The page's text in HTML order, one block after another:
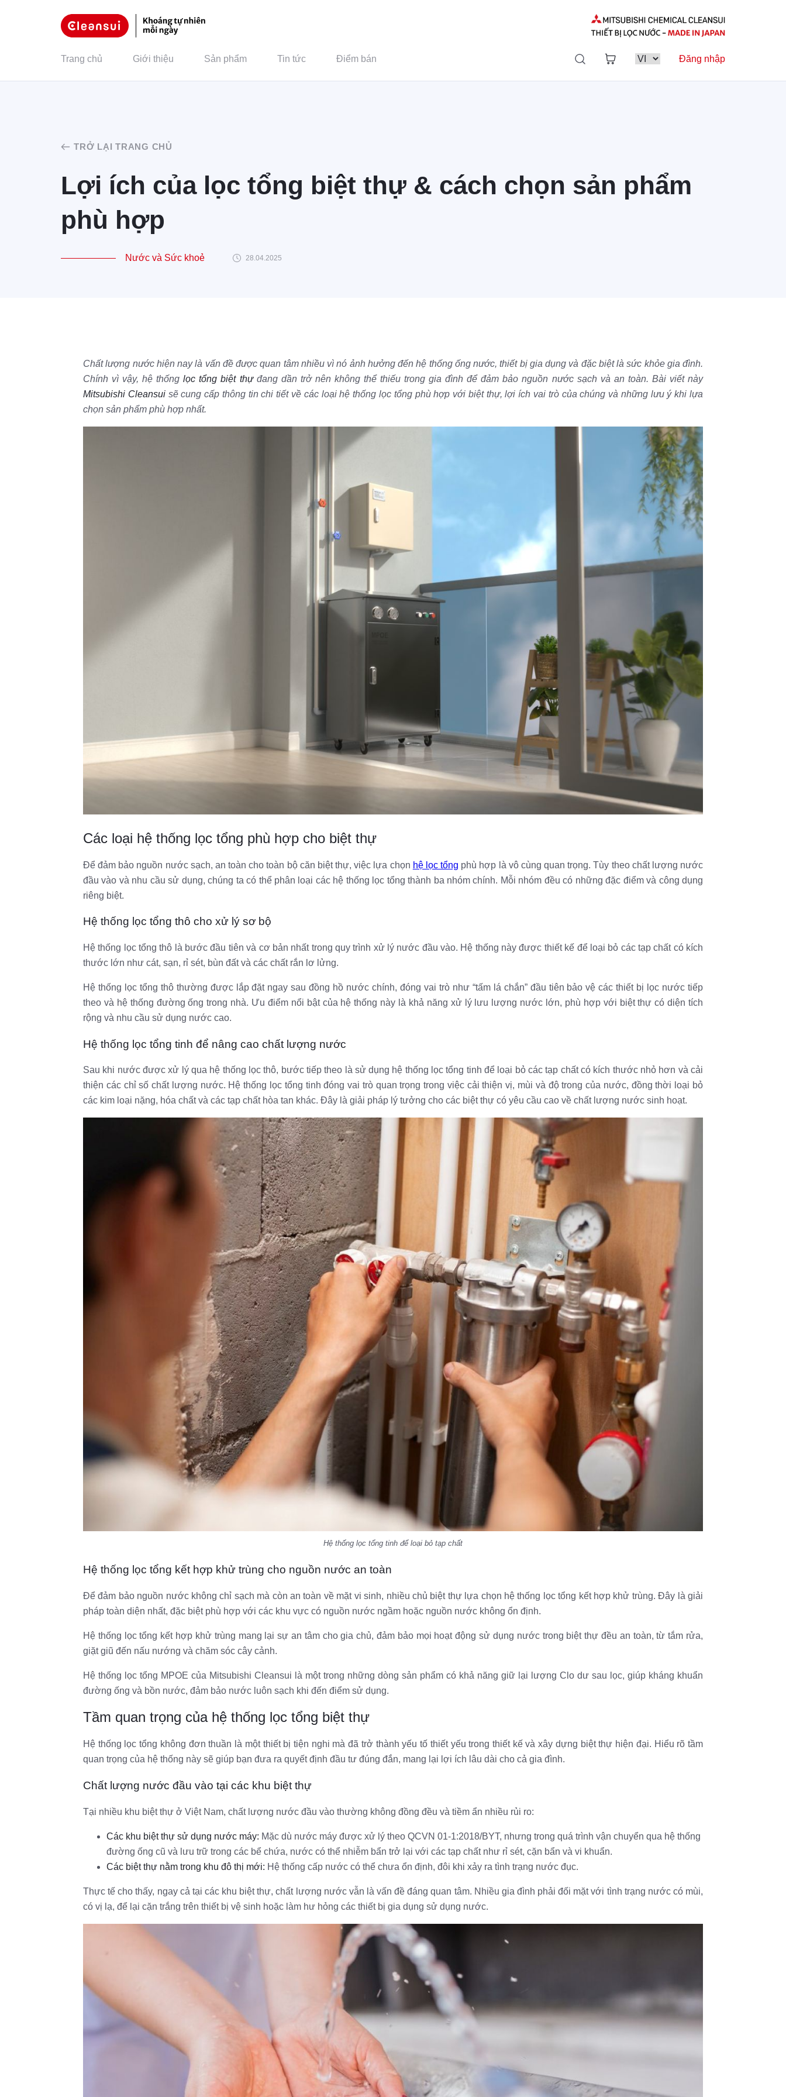
Trang chủ Giới thiệu Sản phẩm Tin tức Điểm bán Đăng nhập
TRỞ LẠI TRANG CHỦ
Lợi ích của lọc tổng biệt thự & cách chọn sản phẩm
phù hợp
Nước và Sức khoẻ 28.04.2025
Chất lượng nước hiện nay là vấn đề được quan tâm nhiều vì nó ảnh hưởng đến hệ thống ống nước, thiết bị gia dụng và đặc biệt là sức khỏe gia đình.
Chính vì vậy, hệ thốnglọc tổng biệt thựđang dần trở nên không thể thiếu trong gia đình để đảm bảo nguồn nước sạch và an toàn. Bài viết này
Mitsubishi Cleansuisẽ cung cấp thông tin chi tiết về các loại hệ thống lọc tổng phù hợp với biệt thự, lợi ích vai trò của chúng và những lưu ý khi lựa
chọn sản phẩm phù hợp nhất.
Các loại hệ thống lọc tổng phù hợp cho biệt thự
Để đảm bảo nguồn nước sạch, an toàn cho toàn bộ căn biệt thự, việc lựa chọn hệ lọc tổng phù hợp là vô cùng quan trọng. Tùy theo chất lượng nước
đầu vào và nhu cầu sử dụng, chúng ta có thể phân loại các hệ thống lọc tổng thành ba nhóm chính. Mỗi nhóm đều có những đặc điểm và công dụng
riêng biệt.
Hệ thống lọc tổng thô cho xử lý sơ bộ
Hệ thống lọc tổng thô là bước đầu tiên và cơ bản nhất trong quy trình xử lý nước đầu vào. Hệ thống này được thiết kế để loại bỏ các tạp chất có kích
thước lớn như cát, sạn, rỉ sét, bùn đất và các chất rắn lơ lửng.
Hệ thống lọc tổng thô thường được lắp đặt ngay sau đồng hồ nước chính, đóng vai trò như “tấm lá chắn” đầu tiên bảo vệ các thiết bị lọc nước tiếp
theo và hệ thống đường ống trong nhà. Ưu điểm nổi bật của hệ thống này là khả năng xử lý lưu lượng nước lớn, phù hợp với biệt thự có diện tích
rộng và nhu cầu sử dụng nước cao.
Hệ thống lọc tổng tinh để nâng cao chất lượng nước
Sau khi nước được xử lý qua hệ thống lọc thô, bước tiếp theo là sử dụng hệ thống lọc tổng tinh để loại bỏ các tạp chất có kích thước nhỏ hơn và cải
thiện các chỉ số chất lượng nước. Hệ thống lọc tổng tinh đóng vai trò quan trọng trong việc cải thiện vị, mùi và độ trong của nước, đồng thời loại bỏ
các kim loại nặng, hóa chất và các tạp chất hòa tan khác. Đây là giải pháp lý tưởng cho các biệt thự có yêu cầu cao về chất lượng nước sinh hoạt.
Hệ thống lọc tổng tinh để loại bỏ tạp chất
Hệ thống lọc tổng kết hợp khử trùng cho nguồn nước an toàn
Để đảm bảo nguồn nước không chỉ sạch mà còn an toàn về mặt vi sinh, nhiều chủ biệt thự lựa chọn hệ thống lọc tổng kết hợp khử trùng. Đây là giải
pháp toàn diện nhất, đặc biệt phù hợp với các khu vực có nguồn nước ngầm hoặc nguồn nước không ổn định.
Hệ thống lọc tổng kết hợp khử trùng mang lại sự an tâm cho gia chủ, đảm bảo mọi hoạt động sử dụng nước trong biệt thự đều an toàn, từ tắm rửa,
giặt giũ đến nấu nướng và chăm sóc cây cảnh.
Hệ thống lọc tổng MPOE của Mitsubishi Cleansui là một trong những dòng sản phẩm có khả năng giữ lại lượng Clo dư sau lọc, giúp kháng khuẩn
đường ống và bồn nước, đảm bảo nước luôn sạch khi đến điểm sử dụng.
Tầm quan trọng của hệ thống lọc tổng biệt thự
Hệ thống lọc tổng không đơn thuần là một thiết bị tiện nghi mà đã trở thành yếu tố thiết yếu trong thiết kế và xây dựng biệt thự hiện đại. Hiểu rõ tầm
quan trọng của hệ thống này sẽ giúp bạn đưa ra quyết định đầu tư đúng đắn, mang lại lợi ích lâu dài cho cả gia đình.
Chất lượng nước đầu vào tại các khu biệt thự
Tại nhiều khu biệt thự ở Việt Nam, chất lượng nước đầu vào thường không đồng đều và tiềm ẩn nhiều rủi ro:
Các khu biệt thự sử dụng nước máy: Mặc dù nước máy được xử lý theo QCVN 01-1:2018/BYT, nhưng trong quá trình vận chuyển qua hệ thống
đường ống cũ và lưu trữ trong các bể chứa, nước có thể nhiễm bẩn trở lại với các tạp chất như rỉ sét, cặn bẩn và vi khuẩn.
Các biệt thự nằm trong khu đô thị mới: Hệ thống cấp nước có thể chưa ổn định, đôi khi xảy ra tình trạng nước đục.
Thực tế cho thấy, ngay cả tại các khu biệt thự, chất lượng nước vẫn là vấn đề đáng quan tâm. Nhiều gia đình phải đối mặt với tình trạng nước có mùi,
có vị lạ, để lại cặn trắng trên thiết bị vệ sinh hoặc làm hư hỏng các thiết bị gia dụng sử dụng nước.